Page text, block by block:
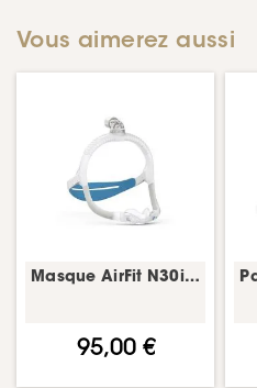
Vous aimerez aussi
Masque AirFit N30i – PPC nasal – ResMed
95,00 €